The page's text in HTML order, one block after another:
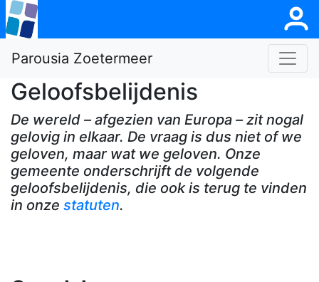
Parousia Zoetermeer
Geloofsbelijdenis
De wereld – afgezien van Europa – zit nogal
gelovig in elkaar. De vraag is dus niet of we
geloven, maar wat we geloven. Onze
gemeente onderschrijft de volgende
geloofsbelijdenis, die ook is terug te vinden
in onze statuten.